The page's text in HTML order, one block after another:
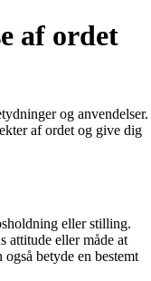
af ordet
og anvendelser.
af ordet og give dig
eller stilling.
attitude eller måde at
betyde en bestemt